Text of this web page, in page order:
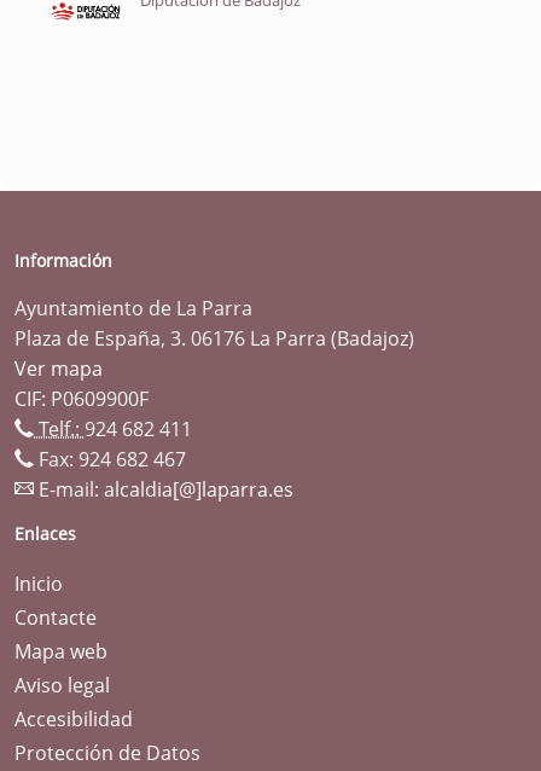
Información
Ayuntamiento de La Parra
Plaza de España, 3. 06176 La Parra (Badajoz)
Ver mapa
CIF: P0609900F
Telf.: 924 682 411
Fax: 924 682 467
E-mail: alcaldia[@]laparra.es
Enlaces
Inicio
Contacte
Mapa web
Aviso legal
Accesibilidad
Protección de Datos